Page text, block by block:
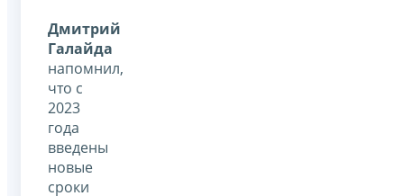
Дмитрий
Галайда
напомнил,
что с
2023
года
введены
новые
сроки